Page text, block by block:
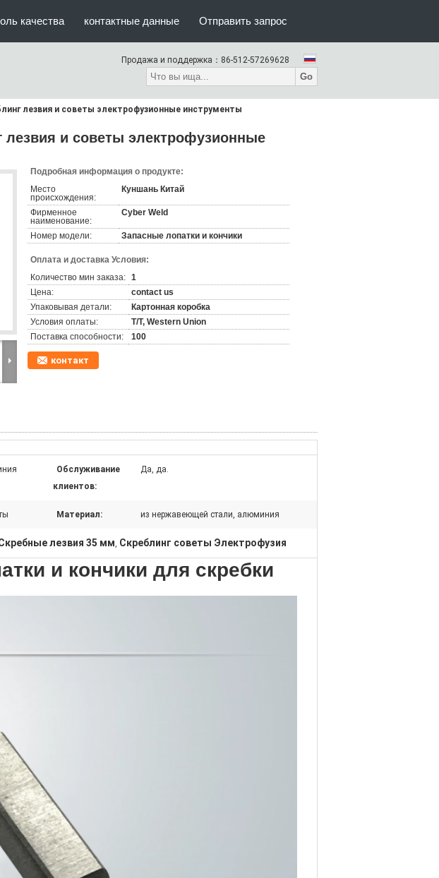
качества контактные данные Отправить запрос
Продажа и поддержка： 86-512-57269628
Go
лезвия и советы электрофузионные инструменты
лезвия и советы электрофузионные
Подробная информация о продукте:
Место
происхождения:
Куншань Китай
Фирменное
наименование:
Cyber Weld
Номер модели: Запасные лопатки и кончики
Оплата и доставка Условия:
Количество мин заказа: 1
Цена:
contact us
Упаковывая детали:
Картонная коробка
Условия оплаты:
T/T, Western Union
Поставка способности:
100
контакт
Обслуживание
клиентов:
Да, да.
Материал: из нержавеющей стали, алюминия
лезвия 35 мм, Скреблинг советы Электрофузия
и кончики для скребки